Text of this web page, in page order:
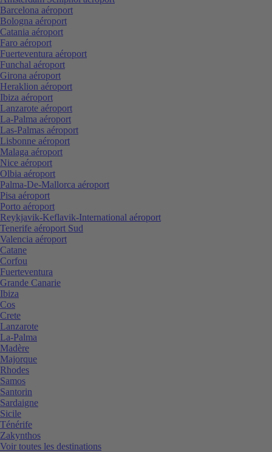
Barcelona aéroport
Bologna aéroport
Catania aéroport
Faro aéroport
Fuerteventura aéroport
Funchal aéroport
Girona aéroport
Heraklion aéroport
Ibiza aéroport
Lanzarote aéroport
La-Palma aéroport
Las-Palmas aéroport
Lisbonne aéroport
Malaga aéroport
Nice aéroport
Olbia aéroport
Palma-De-Mallorca aéroport
Pisa aéroport
Porto aéroport
Reykjavik-Keflavik-International aéroport
Tenerife aéroport Sud
Valencia aéroport
Catane
Corfou
Fuerteventura
Grande Canarie
Ibiza
Cos
Crete
Lanzarote
La-Palma
Madère
Majorque
Rhodes
Samos
Santorin
Sardaigne
Sicile
Ténérife
Zakynthos
Voir toutes les destinations